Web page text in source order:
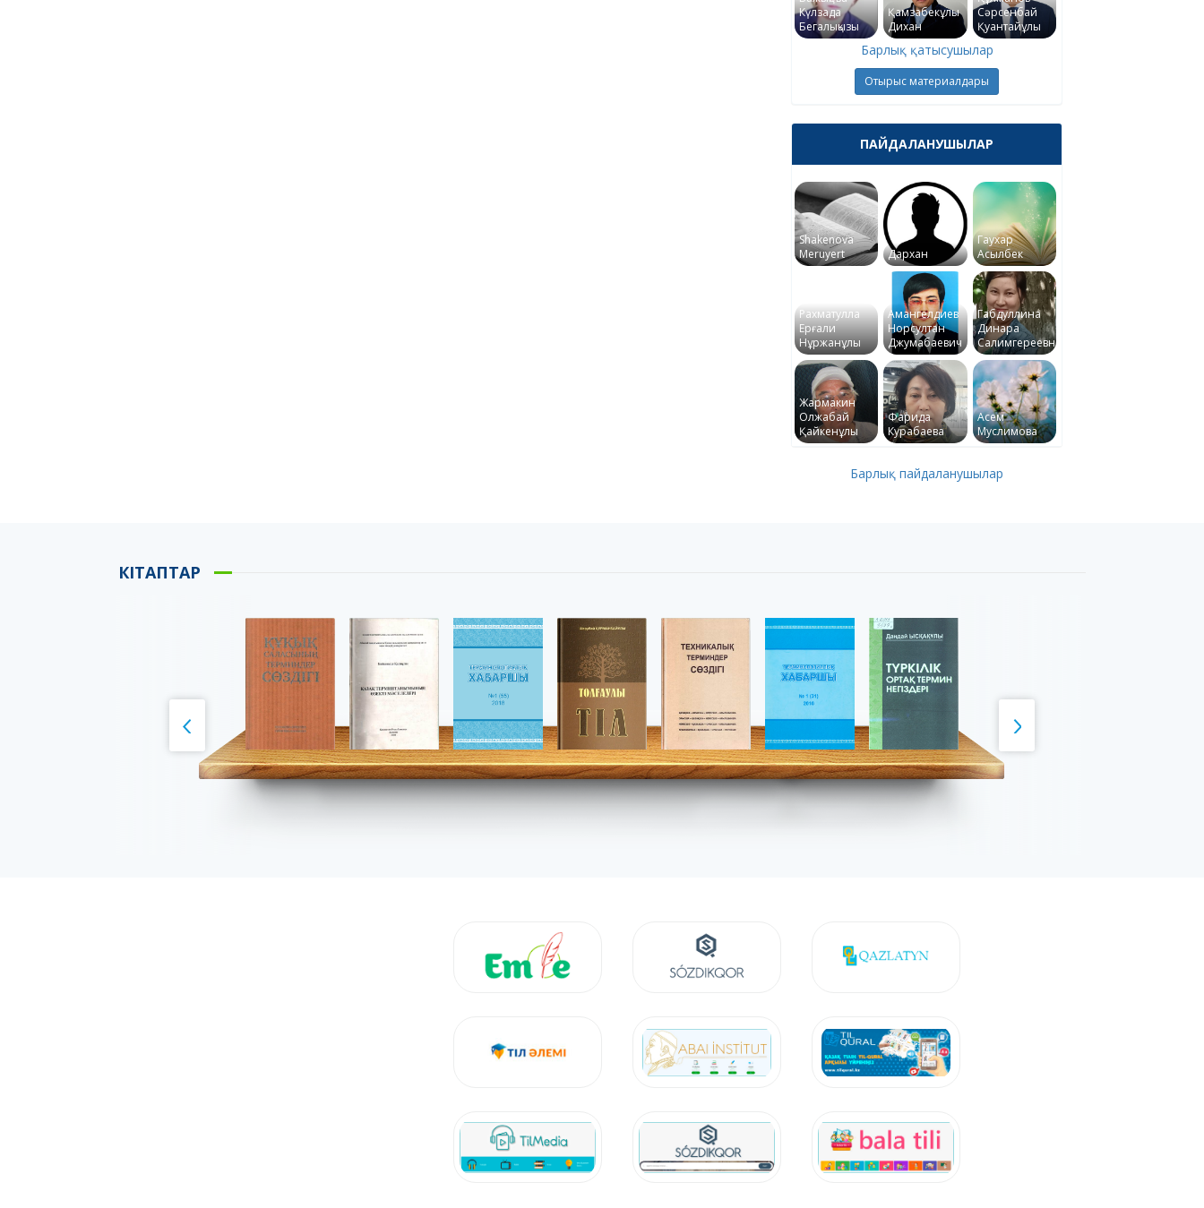
Күлзада
Бегалықызы
Қамзабекұлы
Дихан
Сәрсенбай
Қуантайұлы
Барлық қатысушылар
Отырыс материалдары
ПАЙДАЛАНУШЫЛАР
Shakenova
Meruyert
Дархан
Гаухар
Асылбек
Рахматулла
Ерғали
Нұржанұлы
Амангелдиев
Норсултан
Джумабаевич
Габдуллина
Динара
Салимгереевна
Жармакин
Олжабай
Қайкенұлы
Фарида
Курабаева
Асем
Муслимова
Барлық пайдаланушылар
КІТАПТАР